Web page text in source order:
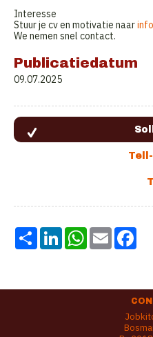
Interesse
Stuur je cv en motivatie naar
We nemen snel contact.
Publicatiedatum
09.07.2025
Share LinkedInWhatsApp
Email